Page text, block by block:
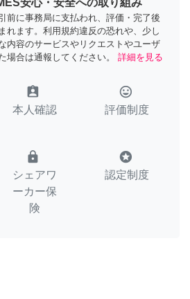
安心・安全への取り組み
前に事務局に支払われ、評価・完了後
れます。利用規約違反の恐れや、少し
内容のサービスやリクエストやユーザ
場合は通報してください。
詳細を見る
assignment_ind
本人確認
tag_faces
評価制度
lock
シェアワ
ーカー保
険
stars
認定制度